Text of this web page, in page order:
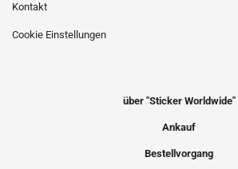
Kontakt
Cookie Einstellungen
über "Sticker Worldwide"
Ankauf
Bestellvorgang